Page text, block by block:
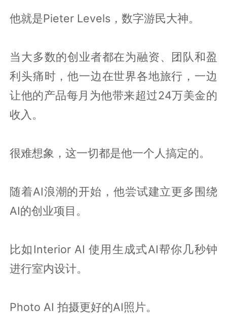
他就是Pieter Levels，数字游民大神。
当大多数的创业者都在为融资、团队和盈
利头痛时，他一边在世界各地旅行，一边
让他的产品每月为他带来超过24万美金的
收入。
很难想象，这一切都是他一个人搞定的。
随着AI浪潮的开始，他尝试建立更多围绕
AI的创业项目。
比如Interior AI 使用生成式AI帮你几秒钟
进行室内设计。
Photo AI 拍摄更好的AI照片。